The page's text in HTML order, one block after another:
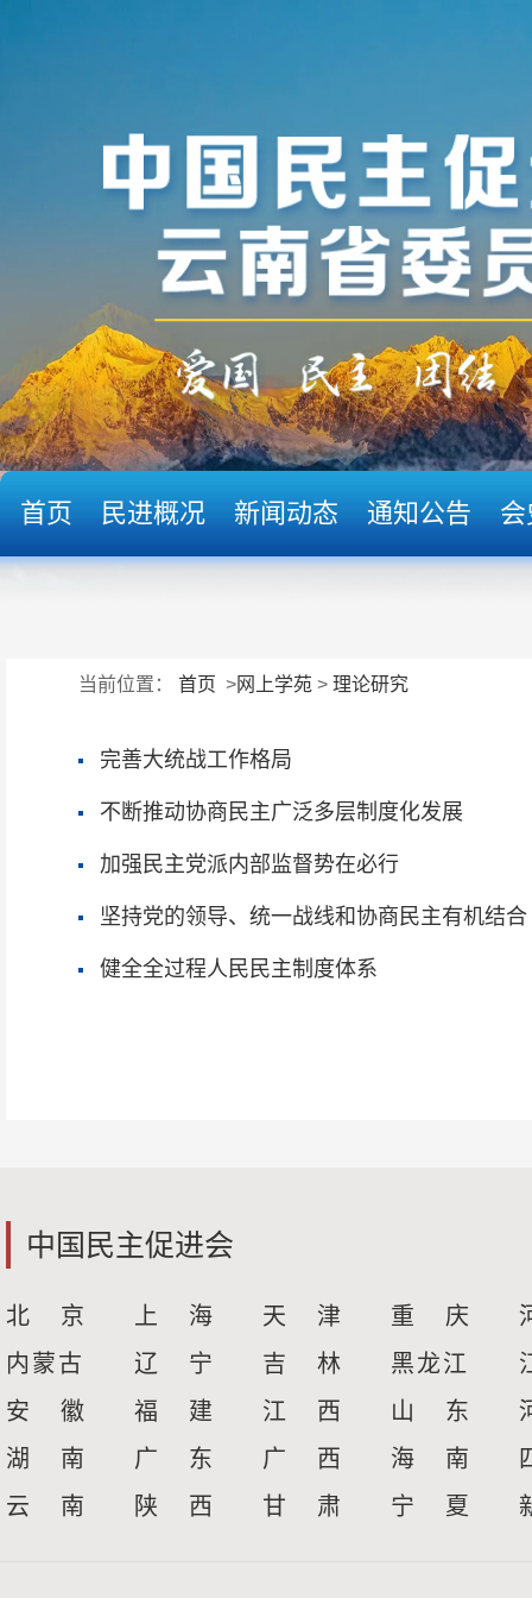
首页 民进概况 新闻动态 通知公告 会
当前位置： 首页 >网上学苑 > 理论研究
完善大统战工作格局
不断推动协商民主广泛多层制度化发展
加强民主党派内部监督势在必行
坚持党的领导、统一战线和协商民主有机结
健全全过程人民民主制度体系
中国民主促进会
北 京 上 海 天 津 重 庆
内蒙古
辽 宁 吉 林 黑龙江
安 徽
福 建 江 西 山 东
湖 南
广 东 广 西 海 南
云 南
陕 西 甘 肃 宁 夏